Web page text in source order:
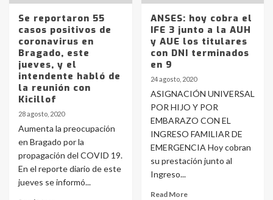
Se reportaron 55
casos positivos de
coronavirus en
Bragado, este
jueves, y el
intendente habló de
la reunión con
Kicillof
28 agosto, 2020
Aumenta la preocupación
en Bragado por la
propagación del COVID 19.
En el reporte diario de este
jueves se informó...
ANSES: hoy cobra el
IFE 3 junto a la AUH
y AUE los titulares
con DNI terminados
en 9
24 agosto, 2020
ASIGNACIÓN UNIVERSAL
POR HIJO Y POR
EMBARAZO CON EL
INGRESO FAMILIAR DE
EMERGENCIA Hoy cobran
su prestación junto al
Ingreso...
Read More